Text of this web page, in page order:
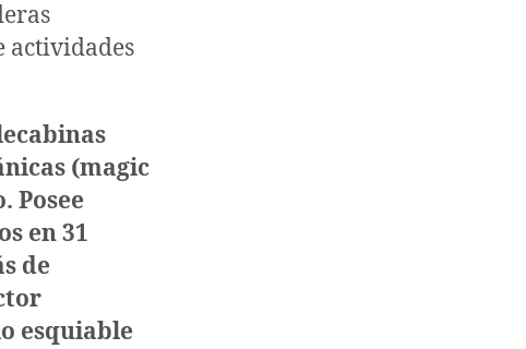
actividades
(magic
Posee
en 31
de
esquiable